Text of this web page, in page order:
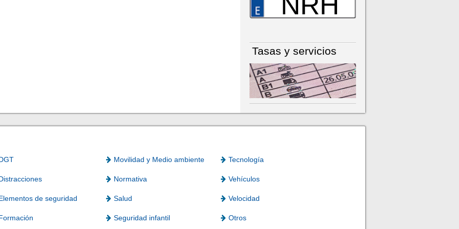
Tasas y servicios
Movilidad y Medio ambiente Tecnología
Normativa Vehículos
de seguridad Salud Velocidad
Seguridad infantil Otros